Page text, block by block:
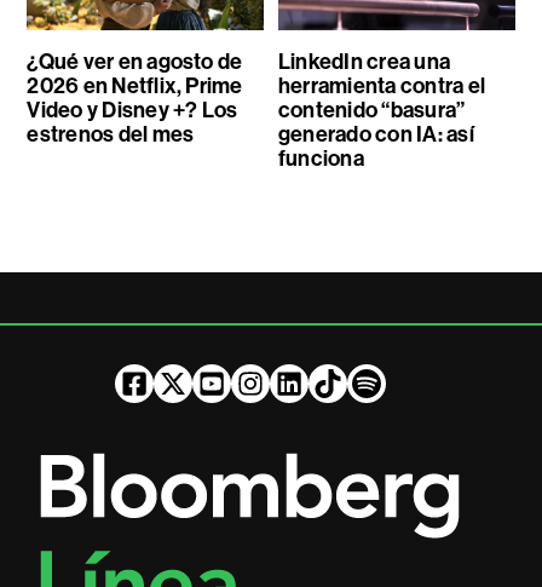
¿Qué ver en agosto de
2026 en Netflix, Prime
Video y Disney +? Los
estrenos del mes
LinkedIn crea una
herramienta contra el
contenido “basura”
generado con IA: así
funciona